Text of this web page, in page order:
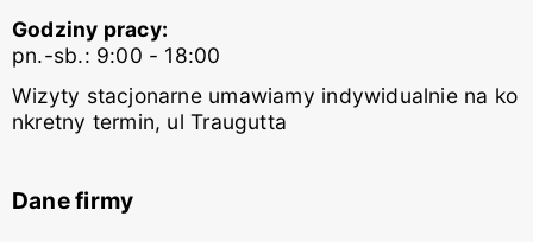
Godziny pracy:
pn.-sb.: 9:00 - 18:00
Wizyty stacjonarne umawiamy indywidualnie na ko
nkretny termin, ul Traugutta
Dane firmy